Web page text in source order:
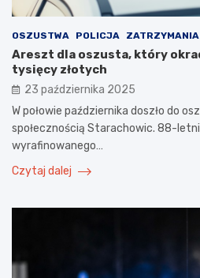
OSZUSTWA POLICJA ZATRZYMANIA
Areszt dla oszusta, który
tysięcy złotych
23 października 2025
W połowie października doszło do
społecznością Starachowic. 88-
wyrafinowanego…
Czytaj dalej